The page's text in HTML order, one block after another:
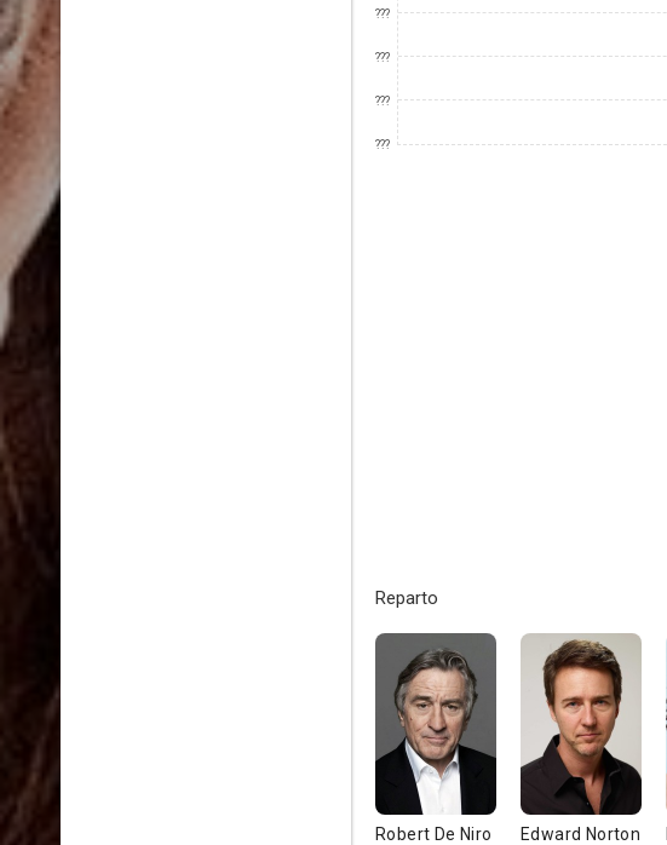
???
???
???
???
Reparto
Robert De Niro Edward Norton